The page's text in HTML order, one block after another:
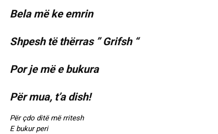
Bela më ke emrin
Shpesh të thërras ” Grifsh “
Por je më e bukura
Për mua, t’a dish!
Për çdo ditë më rritesh
E bukur peri